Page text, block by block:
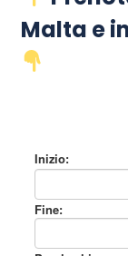
Malta e